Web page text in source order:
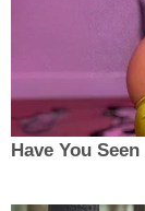
Have You